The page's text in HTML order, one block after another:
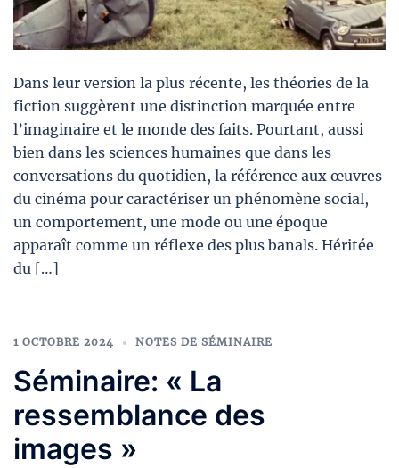
Dans leur version la plus récente, les théories de la
fiction suggèrent une distinction marquée entre
l’imaginaire et le monde des faits. Pourtant, aussi
bien dans les sciences humaines que dans les
conversations du quotidien, la référence aux œuvres
du cinéma pour caractériser un phénomène social,
un comportement, une mode ou une époque
apparaît comme un réflexe des plus banals. Héritée
du […]
1 OCTOBRE 2024 NOTES DE SÉMINAIRE
Séminaire: « La
ressemblance des
images »